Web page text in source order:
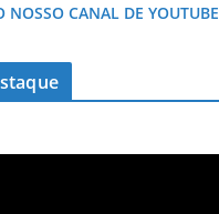
NOSSO CANAL DE YOUTUBE
Fontes emblemáticas do
a ter vida (com vídeo)